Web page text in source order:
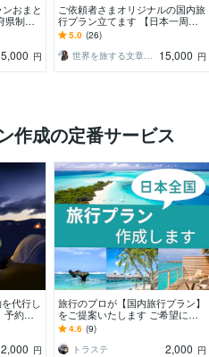
おまと
制覇
プラン
5,000 円
ご依頼者さまオリジナルの国内旅
行プラン立てます 【日本一周し
た旅ブロガーが作る！】世界で一
つだけの旅行プラン
5.0 (26)
15,000 円
作成の定番サービス
代行し
約受
予約し
2,000 円
旅行のプロが【国内旅行プラン】
をご提案いたします ご希望に合
わせてオーダーメイドの国内旅行
プランをご提案します
4.6 (9)
トラステ
2,000 円